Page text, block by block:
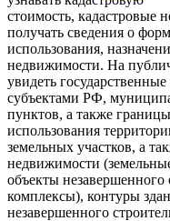
стоимость, кадастровые
получать сведения о
использования,
недвижимости. На
увидеть
субъектами РФ,
пунктов, а также
использования
земельных участков, а
недвижимости
объекты
комплексы), контуры
незавершенного